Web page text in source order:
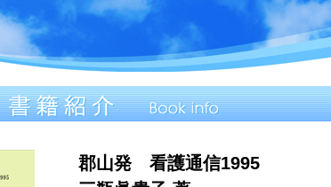
郡山発 看護通信1995